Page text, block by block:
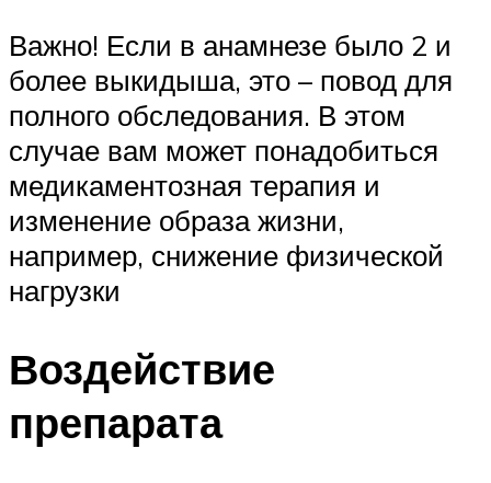
Важно! Если в анамнезе было 2 и
более выкидыша, это – повод для
полного обследования. В этом
случае вам может понадобиться
медикаментозная терапия и
изменение образа жизни,
например, снижение физической
нагрузки
Воздействие
препарата